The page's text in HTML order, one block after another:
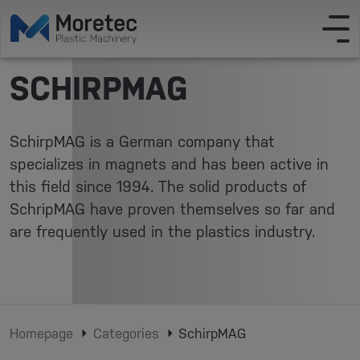
SCHIRPMAG
SchirpMAG is a German company that
specializes in magnets and has been active in
this field since 1994. The solid products of
SchripMAG have proven themselves so far and
are frequently used in the plastics industry.
Homepage Categories SchirpMAG